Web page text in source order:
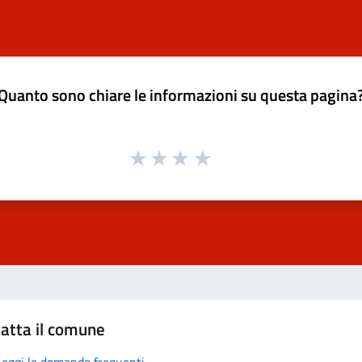
sono chiare le informazioni su questa
il comune